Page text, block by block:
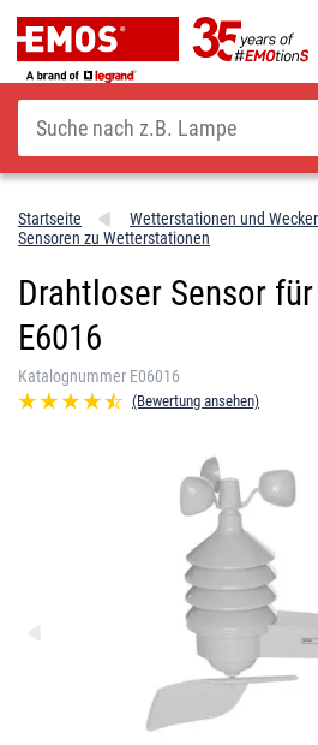
Suche
Startseite
Wetterstationen und Wecker
Sensoren zu Wetterstationen
Drahtloser Sensor
E6016
Katalognummer E06016
(Bewertung ansehen)